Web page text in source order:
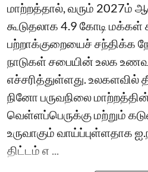
மாற்றத்தால், வரும் 2027ம்
கூடுதலாக 4.9 கோடி
பற்றாக்குறையைச் சந்திக்க
நாடுகள் சபையின் உலக
எச்சரித்துள்ளது. உலகளவில்
நினோ பருவநிலை
வெள்ளப்பெருக்கு மற்றும்
உருவாகும் வாய்ப்புள்ளதாக
திட்டம் எ ...